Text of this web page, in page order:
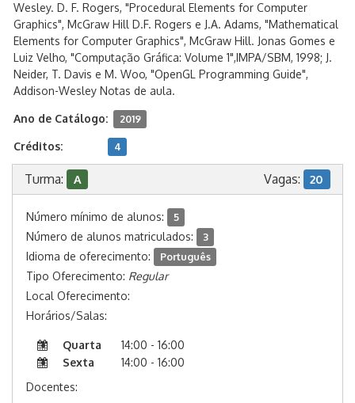
Wesley. D. F. Rogers, "Procedural Elements for Computer
Graphics", McGraw Hill D.F. Rogers e J.A. Adams, "Mathematical
Elements for Computer Graphics", McGraw Hill. Jonas Gomes e
Luiz Velho, "Computação Gráfica: Volume 1",IMPA/SBM, 1998; J.
Neider, T. Davis e M. Woo, "OpenGL Programming Guide",
Addison-Wesley Notas de aula.
Ano de Catálogo: 2019
Créditos: 4
Turma: A Vagas: 20
Número mínimo de alunos: 5
Número de alunos matriculados: 3
Idioma de oferecimento: Português
Tipo Oferecimento: Regular
Local Oferecimento:
Horários/Salas:
Quarta
14:00 - 16:00
Sexta
14:00 - 16:00
Docentes: